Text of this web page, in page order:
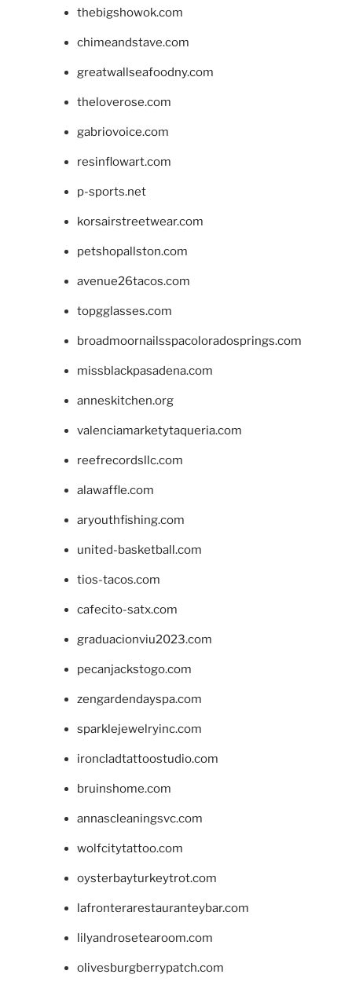
thebigshowok.com
chimeandstave.com
greatwallseafoodny.com
theloverose.com
gabriovoice.com
resinflowart.com
p-sports.net
korsairstreetwear.com
petshopallston.com
avenue26tacos.com
topgglasses.com
broadmoornailsspacoloradosprings.com
missblackpasadena.com
anneskitchen.org
valenciamarketytaqueria.com
reefrecordsllc.com
alawaffle.com
aryouthfishing.com
united-basketball.com
tios-tacos.com
cafecito-satx.com
graduacionviu2023.com
pecanjackstogo.com
zengardendayspa.com
sparklejewelryinc.com
ironcladtattoostudio.com
bruinshome.com
annascleaningsvc.com
wolfcitytattoo.com
oysterbayturkeytrot.com
lafronterarestauranteybar.com
lilyandrosetearoom.com
olivesburgberrypatch.com